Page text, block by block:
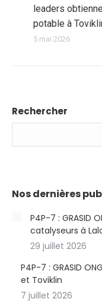
leaders
potable à
5 mai 2026
Rechercher
Nos dernières
P4P-7 : GRASID
catalyseurs à
29 juillet 2026
P4P-7 : GRASID
et Toviklin
7 juillet 2026